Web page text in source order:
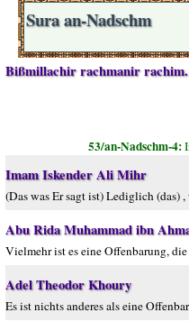
Sura an-Nadschm
Bißmillachir rachmanir rachim.
53/an-Nadschm-4:
Imam Iskender Ali Mihr
(Das was Er sagt ist) Lediglich (das)
Abu Rida Muhammad ibn
Vielmehr ist es eine Offenbarung,
Adel Theodor Khoury
Es ist nichts anderes als eine